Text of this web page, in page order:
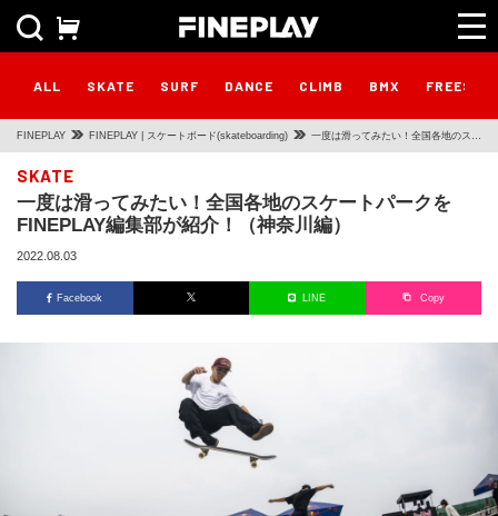
ALL SKATE SURF DANCE CLIMB BMX
FINEPLAY FINEPLAY | スケートボード(skateboarding) 一度は滑ってみたい！全国各地のスケ
介！（神奈川編）
SKATE
一度は滑ってみたい！全国各地のスケートパークを
FINEPLAY編集部が紹介！（神奈川編）
2022.08.03
Facebook LINE Copy